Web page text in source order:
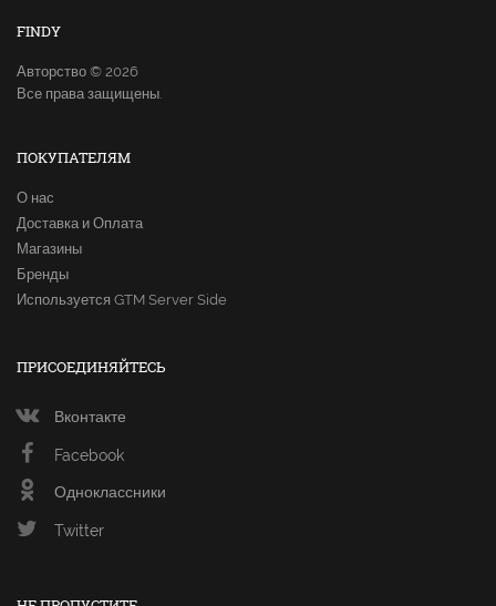
FINDY
Авторство © 2026
Все права защищены.
ПОКУПАТЕЛЯМ
О нас
Доставка и Оплата
Магазины
Бренды
Используется GTM Server Side
ПРИСОЕДИНЯЙТЕСЬ
Вконтакте
Facebook
Одноклассники
Twitter